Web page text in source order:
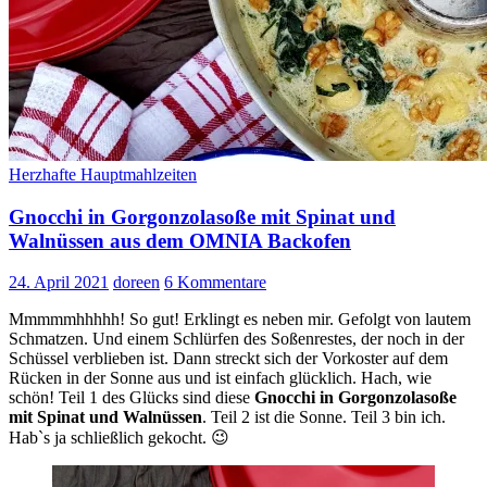
Herzhafte Hauptmahlzeiten
Gnocchi in Gorgonzolasoße mit Spinat und
Walnüssen aus dem OMNIA Backofen
24. April 2021 doreen 6 Kommentare
Mmmmmhhhhh! So gut! Erklingt es neben mir. Gefolgt von lautem
Schmatzen. Und einem Schlürfen des Soßenrestes, der noch in der
Schüssel verblieben ist. Dann streckt sich der Vorkoster auf dem
Rücken in der Sonne aus und ist einfach glücklich. Hach, wie
schön! Teil 1 des Glücks sind diese Gnocchi in Gorgonzolasoße
mit Spinat und Walnüssen. Teil 2 ist die Sonne. Teil 3 bin ich.
Habˋs ja schließlich gekocht. 😉